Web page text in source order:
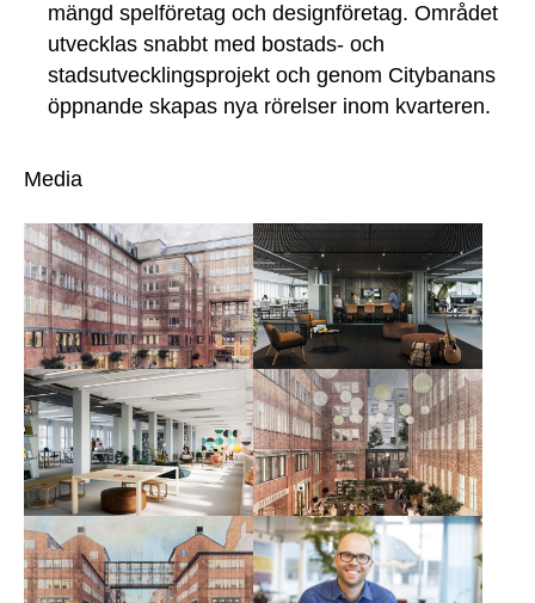
mängd spelföretag och designföretag. Området
utvecklas snabbt med bostads- och
stadsutvecklingsprojekt och genom Citybanans
öppnande skapas nya rörelser inom kvarteren.
Media